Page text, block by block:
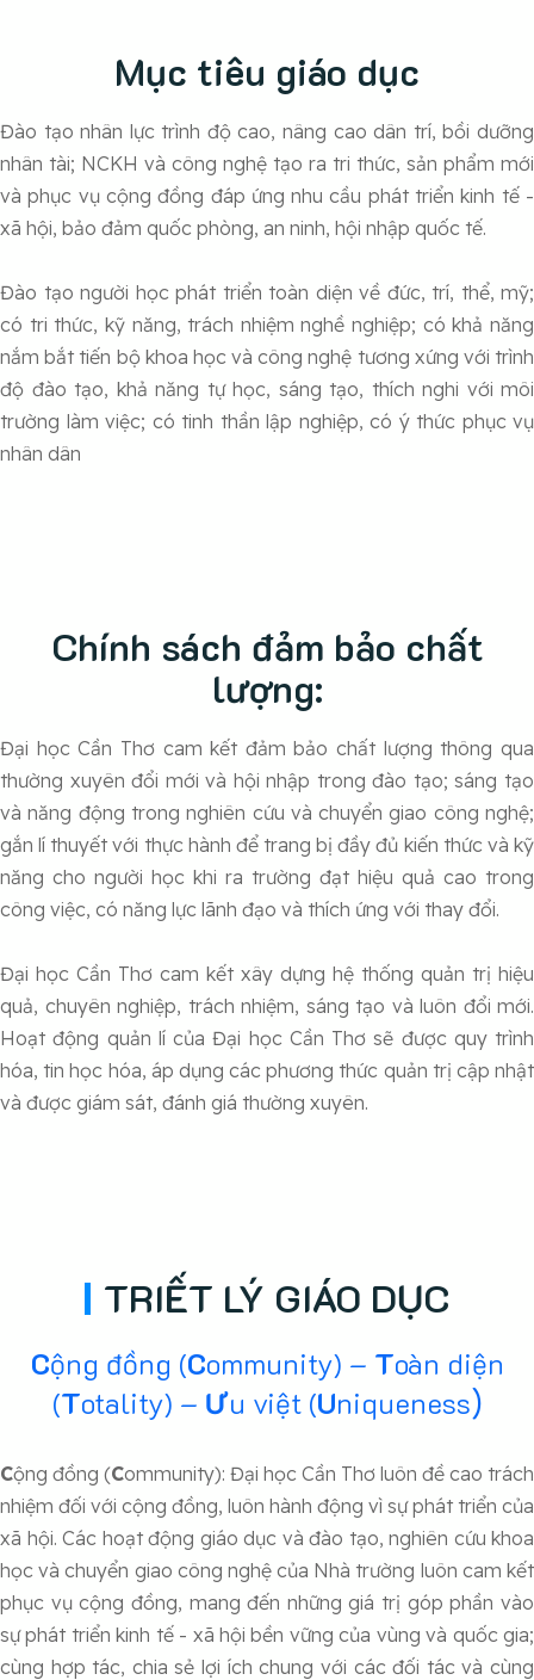
Mục tiêu giáo dục
Đào tạo nhân lực trình độ cao, nâng cao dân trí, bồi dưỡng
nhân tài; NCKH và công nghệ tạo ra tri thức, sản phẩm mới
và phục vụ cộng đồng đáp ứng nhu cầu phát triển kinh tế -
xã hội, bảo đảm quốc phòng, an ninh, hội nhập quốc tế.
Đào tạo người học phát triển toàn diện về đức, trí, thể, mỹ;
có tri thức, kỹ năng, trách nhiệm nghề nghiệp; có khả năng
nắm bắt tiến bộ khoa học và công nghệ tương xứng với trình
độ đào tạo, khả năng tự học, sáng tạo, thích nghi với môi
trường làm việc; có tinh thần lập nghiệp, có ý thức phục vụ
nhân dân
Chính sách đảm bảo chất
lượng:
Đại học Cần Thơ cam kết đảm bảo chất lượng thông qua
thường xuyên đổi mới và hội nhập trong đào tạo; sáng tạo
và năng động trong nghiên cứu và chuyển giao công nghệ;
gắn lí thuyết với thực hành để trang bị đầy đủ kiến thức và kỹ
năng cho người học khi ra trường đạt hiệu quả cao trong
công việc, có năng lực lãnh đạo và thích ứng với thay đổi.
Đại học Cần Thơ cam kết xây dựng hệ thống quản trị hiệu
quả, chuyên nghiệp, trách nhiệm, sáng tạo và luôn đổi mới.
Hoạt động quản lí của Đại học Cần Thơ sẽ được quy trình
hóa, tin học hóa, áp dụng các phương thức quản trị cập nhật
và được giám sát, đánh giá thường xuyên.
TRIẾT LÝ GIÁO DỤC
Cộng đồng (Community) – Toàn diện
(Totality) – Ưu việt (Uniqueness)
Cộng đồng (Community): Đại học Cần Thơ luôn đề cao trách
nhiệm đối với cộng đồng, luôn hành động vì sự phát triển của
xã hội. Các hoạt động giáo dục và đào tạo, nghiên cứu khoa
học và chuyển giao công nghệ của Nhà trường luôn cam kết
phục vụ cộng đồng, mang đến những giá trị góp phần vào
sự phát triển kinh tế - xã hội bền vững của vùng và quốc gia;
cùng hợp tác, chia sẻ lợi ích chung với các đối tác và cùng